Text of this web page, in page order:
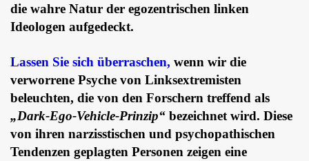
die wahre Natur der egozentrischen linken
Ideologen aufgedeckt.
Lassen Sie sich überraschen, wenn wir die
verworrene Psyche von Linksextremisten
beleuchten, die von den Forschern treffend als
„Dark-Ego-Vehicle-Prinzip“ bezeichnet wird. Diese
von ihren narzisstischen und psychopathischen
Tendenzen geplagten Personen zeigen eine